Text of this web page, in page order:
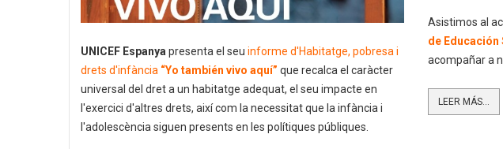
UNICEF Espanya presenta el seu informe d'Habitatge, pobresa i
drets d'infància “Yo también vivo aquí” que recalca el caràcter
universal del dret a un habitatge adequat, el seu impacte en
l'exercici d'altres drets, així com la necessitat que la infància i
l'adolescència siguen presents en les polítiques públiques.
Asistimos al
de Educación
acompañar a
LEER MÁS...